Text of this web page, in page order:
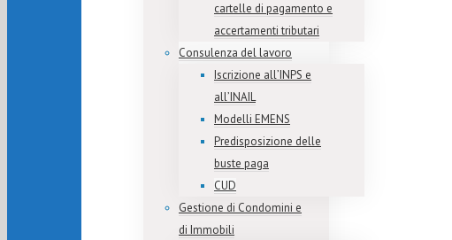
cartelle di pagamento e
accertamenti tributari
Consulenza del lavoro
Iscrizione all’INPS e
all’INAIL
Modelli EMENS
Predisposizione delle
buste paga
CUD
Gestione di Condomini e
di Immobili